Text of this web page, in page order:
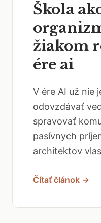
Škola
žiakom
ére ai
V ére AI už nie
odovzdávať
spravovať
pasívnych
architektov
Čítať článok →